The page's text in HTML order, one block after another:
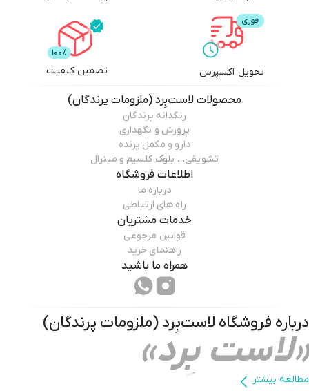
این محصول بیشتر برای مصارف روزمره طراحی شده اما دقت آن برای بسیاری از
کاربردهای تخصصی سبک نیز کافی است.
مشخصات فنی و طراحی دماسنج و رطوبت سنج
در طراحی دماسنج و رطوبت سنج سادگی و کاربردی بودن در اولویت قرار گرفته
است. قاب پلاستیکی استفاده‌شده باعث کاهش وزن و افزایش ایمنی در برابر
بازه اندازه‌گیری دما: حدود 0 تا 50 درجه سانتی‌گراد
بازه اندازه‌گیری رطوبت: 20٪ تا 90٪
دقت مناسب برای استفاده خانگی
تحویل اکسپرس تضمین کیفیت
محصولات لاست‌بِرد (ملزومات پرندگان)
رنگدانه پرندگان
پرورش و نگهداری
دارو و مکمل پرنده
تشویقی… بلوک کلسیم و مینرال
اطلاعات فروشگاه
درباره ما
راه های ارتباطی
خدمات مشتریان
قوانین مرجوعی
راهنمای خرید
همراه ما باشید
درباره فروشگاه لاست‌بِرد (ملزومات پرندگان)
«لاست بِرد»
مطالعه بیشتر